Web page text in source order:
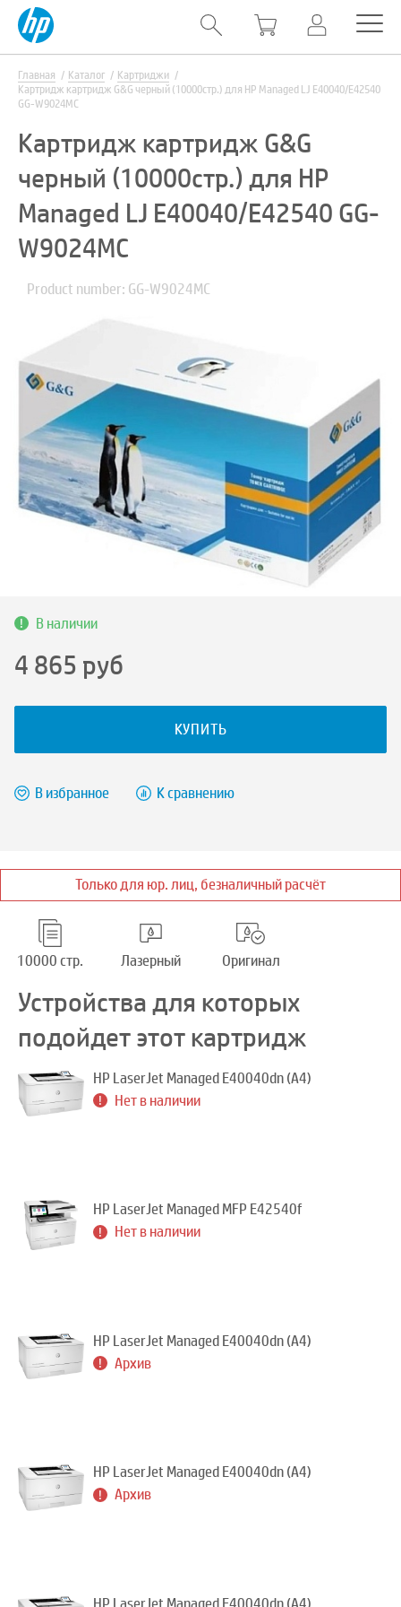
Главная Каталог
Картриджи
Картридж картридж G&G черный (10000стр.) для HP Managed LJ E40040/E42540
GG-W9024MC
Картридж картридж G&G
черный (10000стр.) для HP
Managed LJ E40040/E42540 GG-
W9024MC
Product number: GG-W9024MC
В наличии
4 865 руб
КУПИТЬ
В избранное К сравнению
Только для юр. лиц, безналичный расчёт
10000 стр. Лазерный Оригинал
Устройства для которых
подойдет этот картридж
HP LaserJet Managed E40040dn (A4)
Нет в наличии
HP LaserJet Managed MFP E42540f
Нет в наличии
HP LaserJet Managed E40040dn (A4)
Архив
HP LaserJet Managed E40040dn (A4)
Архив